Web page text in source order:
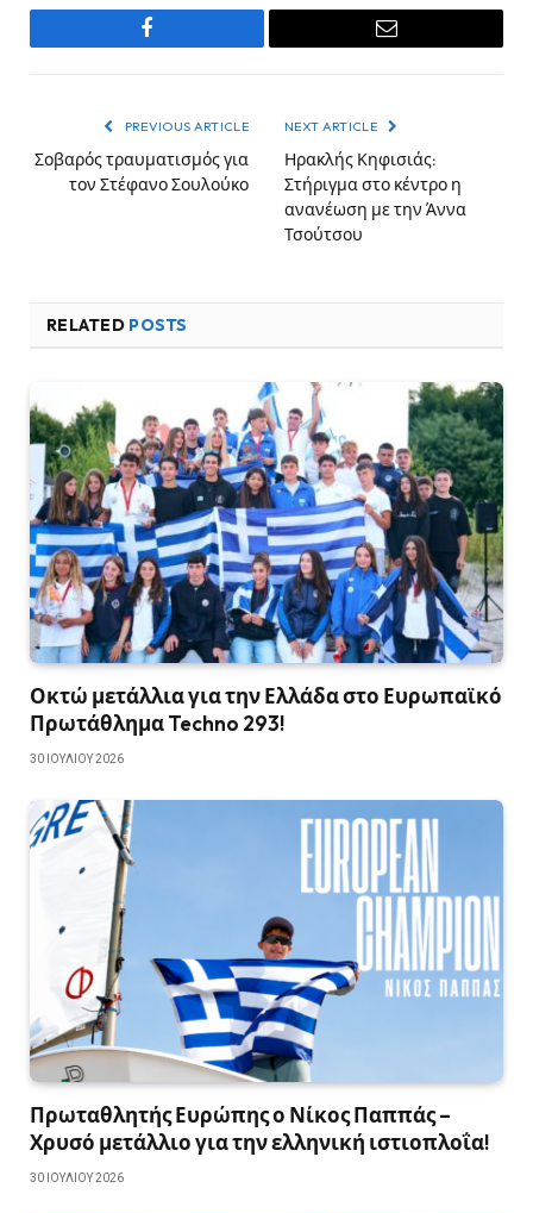
Facebook Email
PREVIOUS ARTICLE
Σοβαρός τραυματισμός για
τον Στέφανο Σουλούκο
NEXT ARTICLE
Ηρακλής Κηφισιάς:
Στήριγμα στο κέντρο η
ανανέωση με την Άννα
Τσούτσου
RELATED POSTS
Οκτώ μετάλλια για την Ελλάδα στο Ευρωπαϊκό
Πρωτάθλημα Techno 293!
30 ΙΟΥΛΊΟΥ 2026
Πρωταθλητής Ευρώπης ο Νίκος Παππάς –
Χρυσό μετάλλιο για την ελληνική ιστιοπλοΐα!
30 ΙΟΥΛΊΟΥ 2026